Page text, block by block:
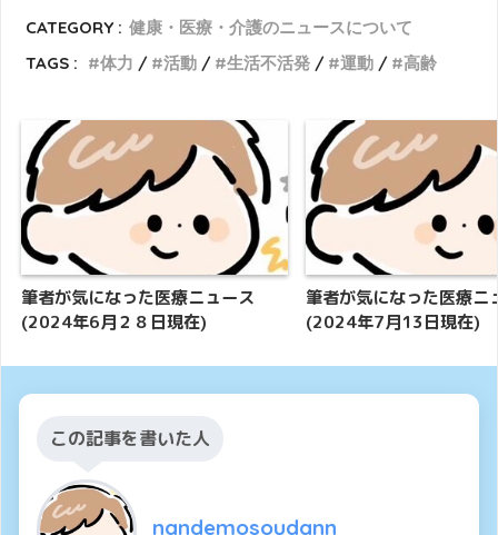
CATEGORY : 健康・医療・介護のニュースについて
TAGS :
体力 活動 生活不活発 運動 高齢
筆者が気になった医療ニュース
(2024年6月２８日現在)
筆者が気になった医療ニ
(2024年7月13日現在)
この記事を書いた人
nandemosoudann